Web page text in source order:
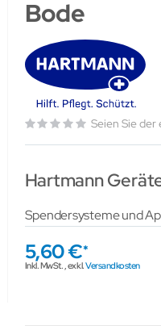
Bildergalerie
springen
Bode
Seien Sie
Hartmann
Spendersysteme und
5,60 €
Inkl. MwSt.,exkl.Versandkosten